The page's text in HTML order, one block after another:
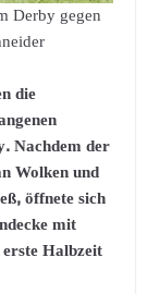
Derby gegen
die
Nachdem der
Wolken und
öffnete sich
mit
Halbzeit